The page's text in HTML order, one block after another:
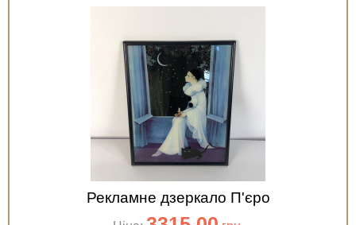
Рекламне дзеркало П'єро